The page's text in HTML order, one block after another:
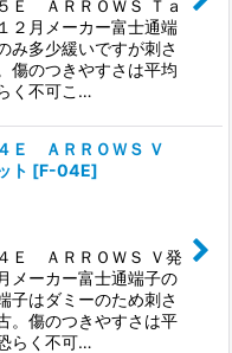
Ｅ ＡＲＲＯＷＳ Ｔａ
２月メーカー富士通端
み多少緩いですが刺さ
傷のつきやすさは平均
く不可こ…
Ｅ ＡＲＲＯＷＳ Ｖ
ト [F-04E]
Ｅ ＡＲＲＯＷＳ Ｖ発
メーカー富士通端子の
子はダミーのため刺さ
。傷のつきやすさは平
らく不可…